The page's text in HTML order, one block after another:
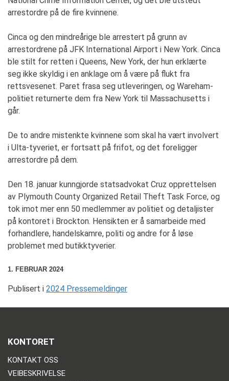
arrestordre på de fire kvinnene.
Cinca og den mindreårige ble arrestert på grunn av
arrestordrene på JFK International Airport i New York. Cinca
ble stilt for retten i Queens, New York, der hun erklærte
seg ikke skyldig i en anklage om å være på flukt fra
rettsvesenet. Paret frasa seg utleveringen, og Wareham-
politiet returnerte dem fra New York til Massachusetts i
går.
De to andre mistenkte kvinnene som skal ha vært involvert
i Ulta-tyveriet, er fortsatt på frifot, og det foreligger
arrestordre på dem.
Den 18. januar kunngjorde statsadvokat Cruz opprettelsen
av Plymouth County Organized Retail Theft Task Force, og
tok imot mer enn 50 medlemmer av politiet og detaljister
på kontoret i Brockton. Hensikten er å samarbeide med
forhandlere, handelskamre, politi og andre for å løse
problemet med butikktyverier.
1. FEBRUAR 2024
Publisert i 2024 Pressemeldinger
KONTORET
KONTAKT OSS
VEIBESKRIVELSE